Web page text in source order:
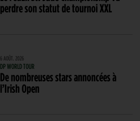
perdre son statut de tournoi XXL
6 AOÛT. 2026
DP WORLD TOUR
De nombreuses stars annoncées à
l’Irish Open